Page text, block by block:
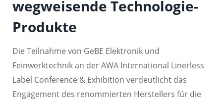
wegweisende Technologie-
Produkte
Die Teilnahme von GeBE Elektronik und
Feinwerktechnik an der AWA International Linerless
Label Conference & Exhibition verdeutlicht das
Engagement des renommierten Herstellers für die